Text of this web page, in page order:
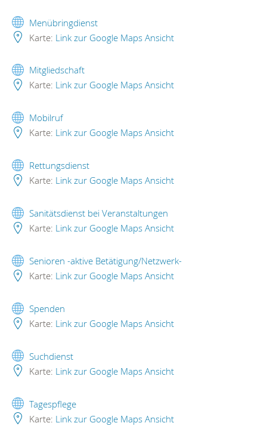
Menübringdienst
Karte: Link zur Google Maps Ansicht
Mitgliedschaft
Karte: Link zur Google Maps Ansicht
Mobilruf
Karte: Link zur Google Maps Ansicht
Rettungsdienst
Karte: Link zur Google Maps Ansicht
Sanitätsdienst bei Veranstaltungen
Karte: Link zur Google Maps Ansicht
Senioren -aktive Betätigung/Netzwerk-
Karte: Link zur Google Maps Ansicht
Spenden
Karte: Link zur Google Maps Ansicht
Suchdienst
Karte: Link zur Google Maps Ansicht
Tagespflege
Karte: Link zur Google Maps Ansicht